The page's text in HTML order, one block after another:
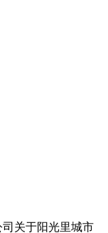
关于阳光里城市